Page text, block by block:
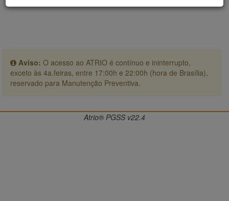
Aviso: O acesso ao ATRIO é contínuo e ininterrupto,
exceto às 4a.feiras, entre 17:00h e 22:00h (hora de Brasília),
reservado para Manutenção Preventiva.
Atrio® PGSS v22.4